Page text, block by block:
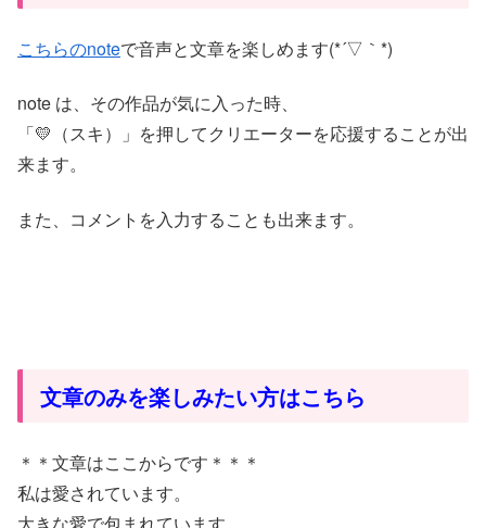
こちらのnoteで音声と文章を楽しめます(*´▽｀*)
note は、その作品が気に入った時、
「💛（スキ）」を押してクリエーターを応援することが出
来ます。
また、コメントを入力することも出来ます。
文章のみを楽しみたい方はこちら
＊＊文章はここからです＊＊＊
私は愛されています。
大きな愛で包まれています。